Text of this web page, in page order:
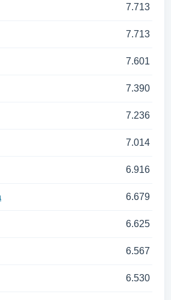
7.713
7.713
7.601
7.390
7.236
7.014
6.916
6.679
6.625
6.567
6.530